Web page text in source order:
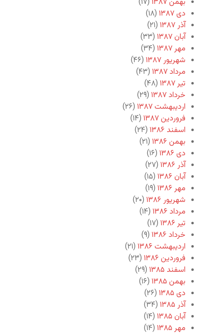
دی ۱۳۸۷
(۱۸)
آذر ۱۳۸۷
(۲۱)
آبان ۱۳۸۷
(۳۳)
مهر ۱۳۸۷
(۳۴)
شهریور ۱۳۸۷
(۴۶)
مرداد ۱۳۸۷
(۴۳)
تیر ۱۳۸۷
(۴۸)
خرداد ۱۳۸۷
(۲۹)
اردیبهشت ۱۳۸۷
(۲۶)
فروردین ۱۳۸۷
(۱۴)
اسفند ۱۳۸۶
(۲۴)
بهمن ۱۳۸۶
(۲۱)
دی ۱۳۸۶
(۱۶)
آذر ۱۳۸۶
(۲۷)
آبان ۱۳۸۶
(۱۵)
مهر ۱۳۸۶
(۱۹)
شهریور ۱۳۸۶
(۲۰)
مرداد ۱۳۸۶
(۱۴)
تیر ۱۳۸۶
(۱۷)
خرداد ۱۳۸۶
(۹)
اردیبهشت ۱۳۸۶
(۲۱)
فروردین ۱۳۸۶
(۲۳)
اسفند ۱۳۸۵
(۲۹)
بهمن ۱۳۸۵
(۱۶)
دی ۱۳۸۵
(۲۶)
آذر ۱۳۸۵
(۳۴)
آبان ۱۳۸۵
(۱۴)
مهر ۱۳۸۵
(۱۴)